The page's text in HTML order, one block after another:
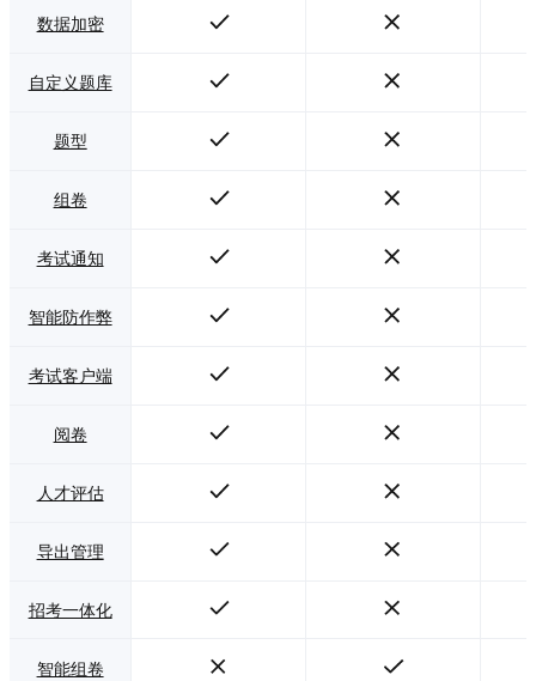
数据加密
自定义题库
题型
组卷
考试通知
智能防作弊
考试客户端
阅卷
人才评估
导出管理
招考一体化
智能组卷